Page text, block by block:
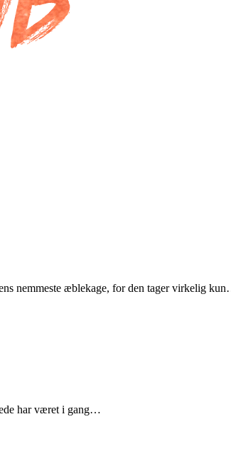
nemmeste æblekage, for den tager virkelig
har været i gang…